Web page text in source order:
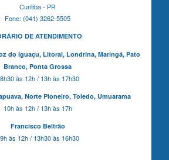
Curitiba - PR
Fone: (041) 3262-5505
DE ATENDIMENTO
do Iguaçu, Litoral, Londrina, Maringá, Pato
Branco, Ponta Grossa
às 12h / 13h às 17h30
Norte Pioneiro, Toledo, Umuarama
10h às 12h / 13h às 17h
Francisco Beltrão
às 12h / 13h30 às 16h30